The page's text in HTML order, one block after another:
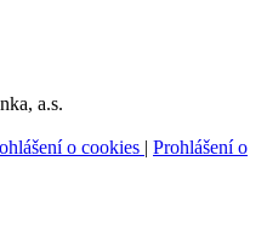
a.s.
o cookies | Prohlášení o